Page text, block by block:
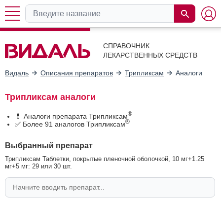
СПРАВОЧНИК
ЛЕКАРСТВЕННЫХ СРЕДСТВ
Видаль Описания препаратов Трипликсам Аналоги
Трипликсам аналоги
💊 Аналоги препарата Трипликсам®
✅ Более 91 аналогов Трипликсам®
Выбранный препарат
Трипликсам Таблетки, покрытые пленочной оболочкой, 10 мг+1.25
мг+5 мг: 29 или 30 шт.